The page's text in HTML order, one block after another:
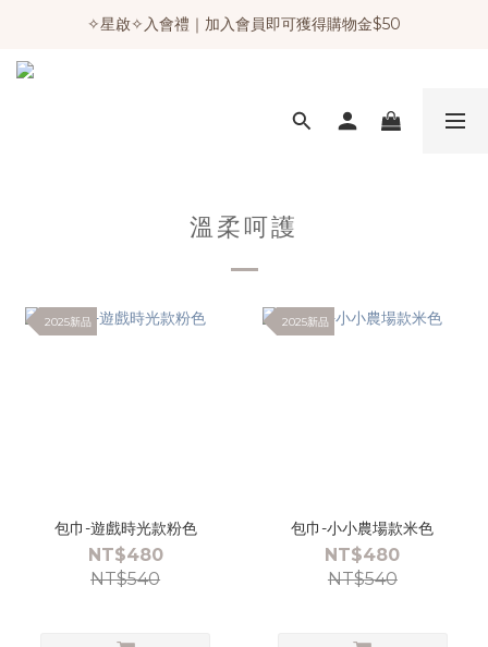
✧星啟✧入會禮｜加入會員即可獲得購物金$50
溫柔呵護
2025新品
包巾-遊戲時光款粉色
NT$480
NT$540
2025新品
包巾-小小農場款米色
NT$480
NT$540